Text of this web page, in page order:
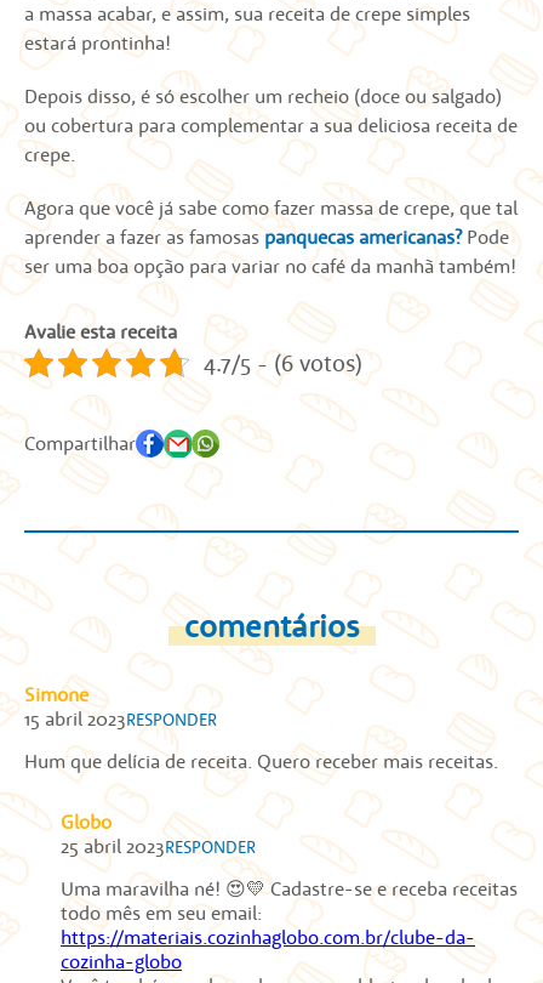
a massa acabar, e assim, sua receita de crepe simples
estará prontinha!
Depois disso, é só escolher um recheio (doce ou salgado)
ou cobertura para complementar a sua deliciosa receita de
crepe.
Agora que você já sabe como fazer massa de crepe, que tal
aprender a fazer as famosaspanquecas americanas?Pode
ser uma boa opção para variar no café da manhã também!
Avalie esta receita
4.7/5 - (6 votos)
Compartilhar
comentários
Simone
15 abril 2023RESPONDER
Hum que delícia de receita. Quero receber mais receitas.
Globo
25 abril 2023RESPONDER
Uma maravilha né! 😍💛 Cadastre-se e receba receitas
todo mês em seu email:
https://materiais.cozinhaglobo.com.br/clube-da-
cozinha-globo